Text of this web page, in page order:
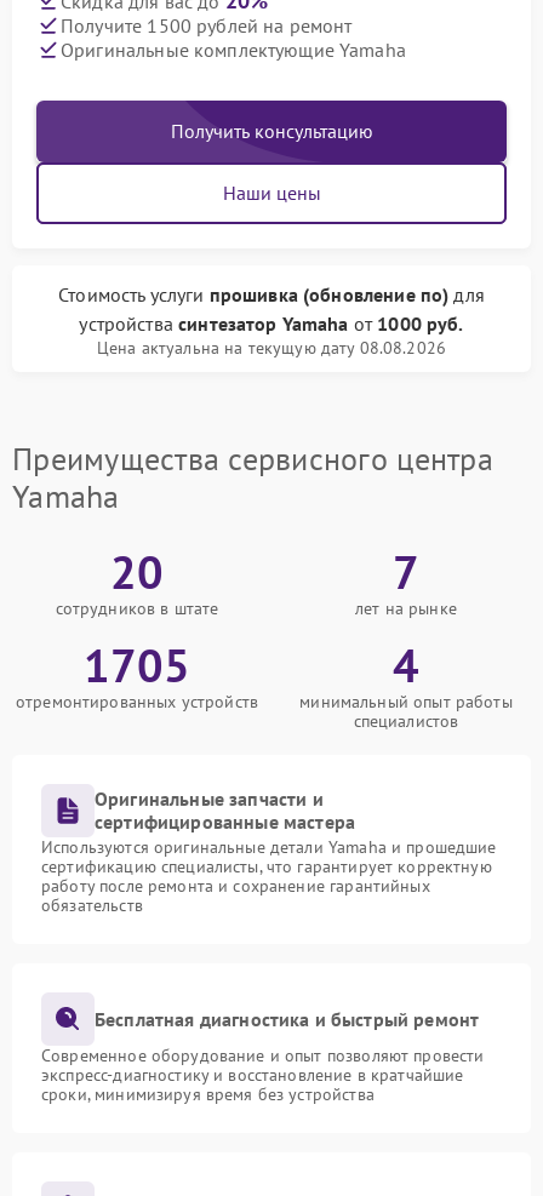
Получите 1500 рублей на ремонт
Оригинальные комплектующие Yamaha
Получить консультацию
Наши цены
Стоимость услуги прошивка (обновление по) для
устройствасинтезатор Yamaha от 1000 руб.
Цена актуальна на текущую дату 08.08.2026
Преимущества сервисного центра
Yamaha
20
сотрудников в штате
7
лет на рынке
1705
отремонтированных устройств
4
минимальный опыт работы
специалистов
Оригинальные запчасти и
сертифицированные мастера
Используются оригинальные детали Yamaha и прошедшие
сертификацию специалисты, что гарантирует корректную
работу после ремонта и сохранение гарантийных
обязательств
Бесплатная диагностика и быстрый ремонт
Современное оборудование и опыт позволяют провести
экспресс-диагностику и восстановление в кратчайшие
сроки, минимизируя время без устройства